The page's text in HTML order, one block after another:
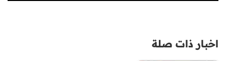
اخبار ذات صلة